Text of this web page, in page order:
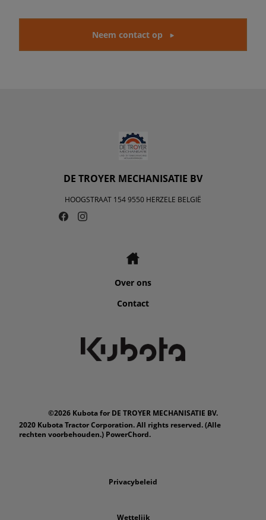
Neem contact op
DE TROYER MECHANISATIE BV
HOOGSTRAAT 154 9550 HERZELE BELGIË
Over ons
Contact
©2026 Kubota for DE TROYER MECHANISATIE BV.
2020 Kubota Tractor Corporation. All rights reserved. (Alle
rechten voorbehouden.) PowerChord.
Privacybeleid
Wettelijk